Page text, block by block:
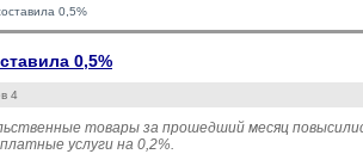
0,5%
0,5%
4
товары за прошедший месяц
услуги на 0,2%.